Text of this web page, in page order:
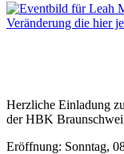
Herzliche Einladung
der HBK
Eröffnung: Sonntag,